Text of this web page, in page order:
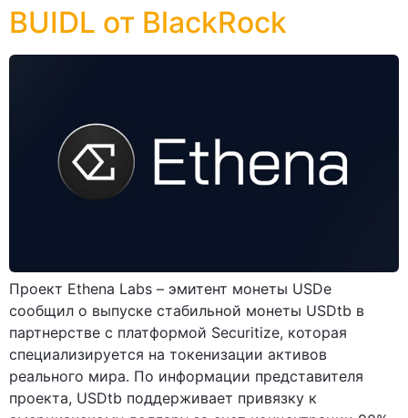
BUIDL от BlackRock
Проект Ethena Labs – эмитент монеты USDe
сообщил о выпуске стабильной монеты USDtb в
партнерстве с платформой Securitize, которая
специализируется на токенизации активов
реального мира. По информации представителя
проекта, USDtb поддерживает привязку к